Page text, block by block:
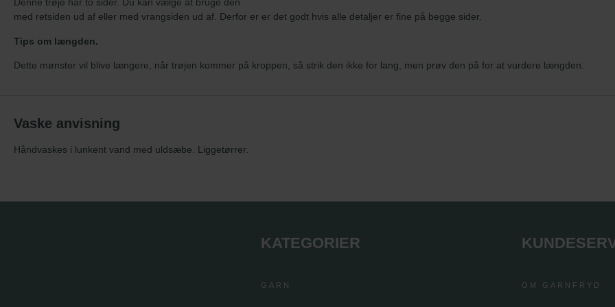
Denne trøje har to sider. Du kan vælge at bruge den
med retsiden ud af eller med vrangsiden ud af. Derfor er er det godt hvis alle detaljer er fine på begge sider.
Tips om længden.
Dette mønster vil blive længere, når trøjen kommer på kroppen, så strik den ikke for lang, men prøv den på for at vurdere længden.
Vaske anvisning
Håndvaskes i lunkent vand med uldsæbe. Liggetørrer.
KATEGORIER
GARN OM GARNFRYD